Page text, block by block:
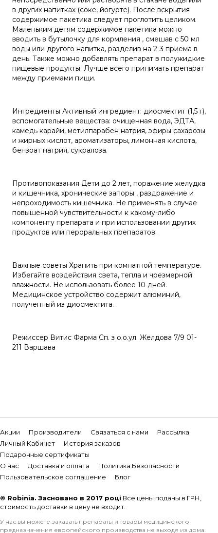
в других напитках (соке, йогурте). После вскрытия
содержимое пакетика следует проглотить целиком.
Маленьким детям содержимое пакетика можно
вводить в бутылочку для кормления , смешав с 50 мл
воды или другого напитка, разделив на 2-3 приема в
день. Также можно добавлять препарат в полужидкие
пищевые продукты. Лучше всего принимать препарат
между приемами пищи.
Ингредиенты Активный ингредиент: диосмектит (1,5 г),
вспомогательные вещества: очищенная вода, ЭДТА,
камедь карайи, метилпарабен натрия, эфиры сахарозы
и жирных кислот, ароматизаторы, лимонная кислота,
бензоат натрия, сукралоза.
Противопоказания Дети до 2 лет, поражение желудка
и кишечника, хронические запоры , раздражение и
непроходимость кишечника. Не применять в случае
повышенной чувствительности к какому-либо
компоненту препарата и при использовании других
продуктов или пероральных препаратов.
Важные советы Хранить при комнатной температуре.
Избегайте воздействия света, тепла и чрезмерной
влажности. Не использовать более 10 дней.
Медицинское устройство содержит алюминий,
полученный из диосмектита.
Режиссер Витис Фарма Сп. з о.о.ул. Желдова 7/9 01-
211 Варшава
Акции Производители Связаться с нами
Рассылка
Личный Кабинет
История заказов
Подарочные сертификаты
О нас
Доставка и оплата
Политика Безопасности
Пользовательское соглашение
Блог
© Robinia. Засновано в 2017 році Все цены поданы в ГРН,
стоимость доставки в цену не входит.
У нас вы можете заказать препараты и товары медицинского
предназначения европейского производства не выходя из дома.